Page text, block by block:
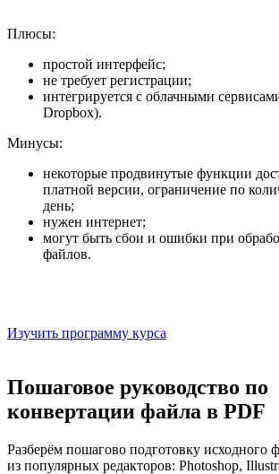
Плюсы:
простой интерфейс;
не требует регистрации;
интегрируется с облачными
Dropbox).
Минусы:
некоторые продвинутые функции
платной версии, ограничение по
день;
нужен интернет;
могут быть сбои и ошибки при
файлов.
Изучить программу курса
Пошаговое руководство по
конвертации файла в PDF
Разберём пошагово подготовку исходного
из популярных редакторов: Photoshop,